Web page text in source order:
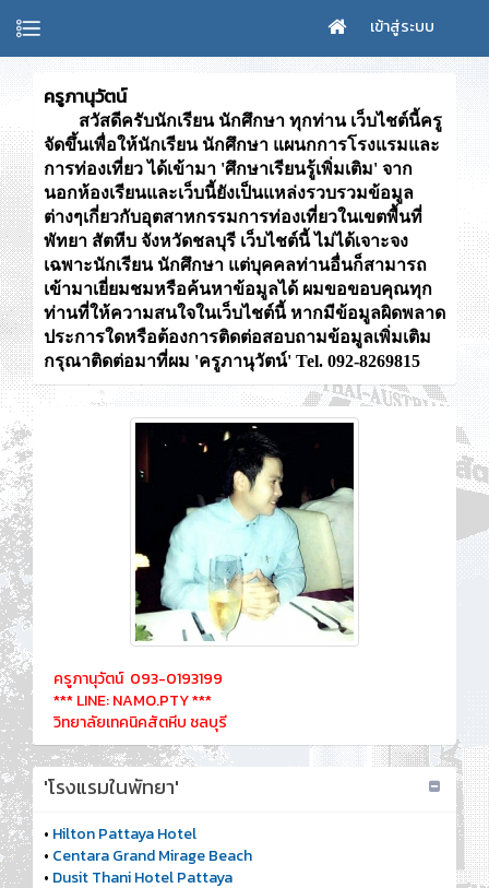
เข้าสู่ระบบ
ครูภานุวัตน์
สวัสดีครับนักเรียน นักศึกษา ทุกท่าน เว็บไชต์นี้ครู
จัดขึ้นเพื่อให้นักเรียน นักศึกษา แผนกการโรงแรมและ
การท่องเที่ยว ได้เข้ามา 'ศึกษาเรียนรู้เพิ่มเติม' จาก
นอกห้องเรียนและเว็บนี้ยังเป็นแหล่งรวบรวมข้อมูล
ต่างๆเกี่ยวกับอุตสาหกรรมการท่องเที่ยวในเขตพื้นที่
พัทยา สัตหีบ จังหวัดชลบุรี เว็บไชต์นี้ ไม่ได้เจาะจง
เฉพาะนักเรียน นักศึกษา แต่บุคคลท่านอื่นก็สามารถ
เข้ามาเยี่ยมชมหรือค้นหาข้อมูลได้ ผมขอขอบคุณทุก
ท่านที่ให้ความสนใจในเว็บไชต์นี้ หากมีข้อมูลผิดพลาด
ประการใดหรือต้องการติดต่อสอบถามข้อมูลเพิ่มเติม
กรุณาติดต่อมาที่ผม 'ครูภานุวัตน์' Tel. 092-8269815
ครูภานุวัตน์ 093-0193199
*** LINE: NAMO.PTY ***
วิทยาลัยเทคนิคสัตหีบ ชลบุรี
'โรงแรมในพัทยา'
• Hilton Pattaya Hotel
• Centara Grand Mirage Beach
• Dusit Thani Hotel Pattaya